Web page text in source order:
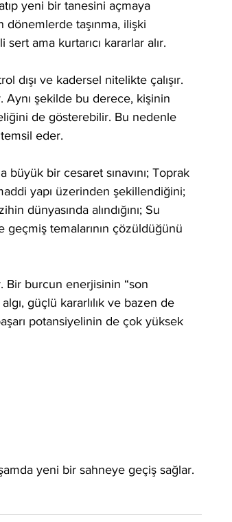
yeni bir tanesini açmaya
taşınma, ilişki
ama kurtarıcı kararlar alır.
dışı ve kadersel nitelikte çalışır.
Aynı şekilde bu derece, kişinin
de gösterebilir. Bu nedenle
eder.
büyük bir cesaret sınavını; Toprak
yapı üzerinden şekillendiğini;
dünyasında alındığını; Su
geçmiş temalarının çözüldüğünü
Bir burcun enerjisinin “son
güçlü kararlılık ve bazen de
potansiyelinin de çok yüksek
yeni bir sahneye geçiş sağlar.